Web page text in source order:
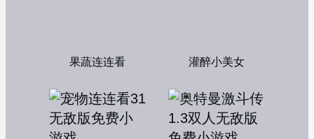
果蔬连连看 灌醉小美女